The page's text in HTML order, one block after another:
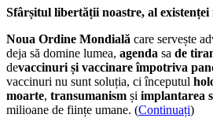
Sfârșitul libertății noastre, al existenței
Noua Ordine Mondială care servește
deja să domine lumea, agenda sa de
devaccinuri și vaccinare împotriva
vaccinuri nu sunt soluția, ci începutul
moarte, transumanism și implantarea
milioane de ființe umane. (Continuați)